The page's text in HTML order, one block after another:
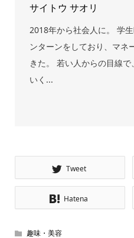
サイトウ サオリ
2018年から社会人に。 学
ンターンをしており、マネ
きた。 若い人からの目線
いく...
Tweet
Hatena
趣味・美容